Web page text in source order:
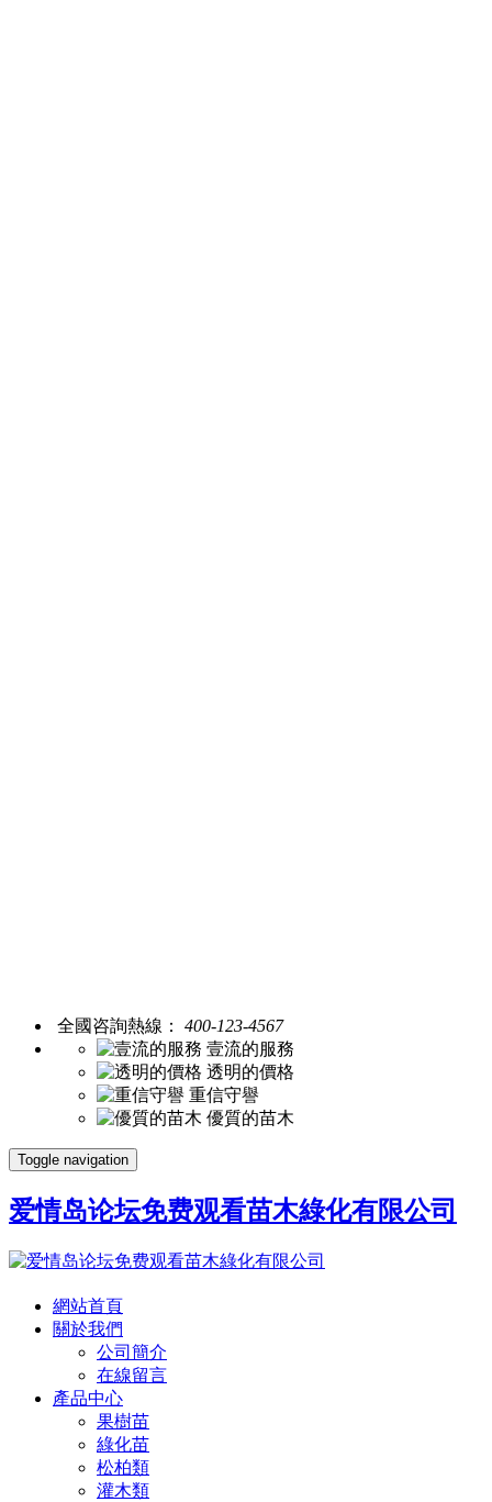
全國咨詢熱線： 400-123-4567
壹流的服務
透明的價格
重信守譽
優質的苗木
Toggle navigation
爱情岛论坛免费观看苗木綠化有限公司
網站首頁
關於我們
公司簡介
在線留言
產品中心
果樹苗
綠化苗
松柏類
灌木類